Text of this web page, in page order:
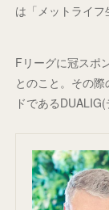
は「メットライフ
Fリーグに冠スポ
とのこと。その
ドである